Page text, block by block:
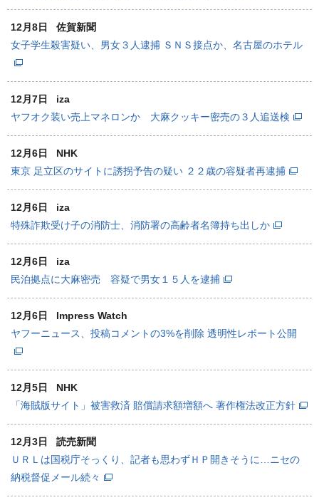
12月8日
佐賀新聞
女子学生殺害疑い、男女３人逮捕 ＳＮＳ接点か、名古屋のホテル
12月7日
iza
ヤフオク装い売上マネロンか 大麻クッキー密売の３人追送検
12月6日
NHK
東京 足立区のサイトに誘拐予告の疑い ２２歳の容疑者再逮捕
12月6日
iza
特殊詐欺受け子の消防士、消防署の高齢者名簿持ち出しか
12月6日
iza
民泊拠点に大麻密売 容疑で男女１５人を逮捕
12月6日
Impress Watch
ヤフーニュース、投稿コメントの3%を削除 透明性レポート公開
12月5日
NHK
「海賊版サイト」被害救済 賠償請求額増額へ 著作権法改正方針
12月3日
読売新聞
ＵＲＬは国税庁そっくり、記者も思わずＨＰ開きそうに…ニセの
納税督促メール続々